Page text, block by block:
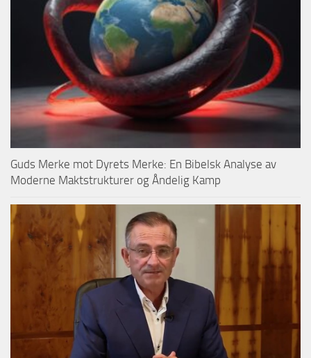
Guds Merke mot Dyrets Merke: En Bibelsk Analyse av
Moderne Maktstrukturer og Åndelig Kamp